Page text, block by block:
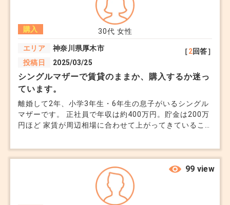
30代 女性
購入
エリア
神奈川県厚木市
投稿日
2025/03/25
［2回答］
シングルマザーで賃貸のままか、購入するか迷っ
ています。
離婚して2年、小学3年生・6年生の息子がいるシングル
マザーです。 正社員で年収は約400万円。貯金は200万
円ほど 家賃が周辺相場に合わせて上がってきているこ
が この場合は購入に踏み切ったほうがいいのでしょう
とって「安心」なのか、毎日のように悩んでいます。
99 view